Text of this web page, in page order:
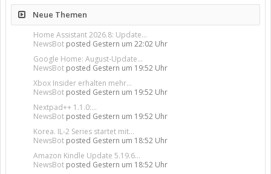
Neue Themen
Home Assistant 2026.8: Update...
NewsBot posted Gestern um 22:02 Uhr
Google Home: August-Update...
NewsBot posted Gestern um 19:52 Uhr
Xbox Insider erhalten mehr...
NewsBot posted Gestern um 19:52 Uhr
Nextpad++ 1.1.0:...
NewsBot posted Gestern um 19:52 Uhr
Korea. IL-2 Series startet mit...
NewsBot posted Gestern um 18:52 Uhr
Amazon Kindle Update 5.19.6...
NewsBot posted Gestern um 18:52 Uhr